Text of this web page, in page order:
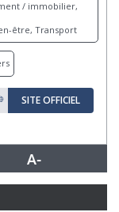
/ immobilier,
être, Transport
SITE OFFICIEL